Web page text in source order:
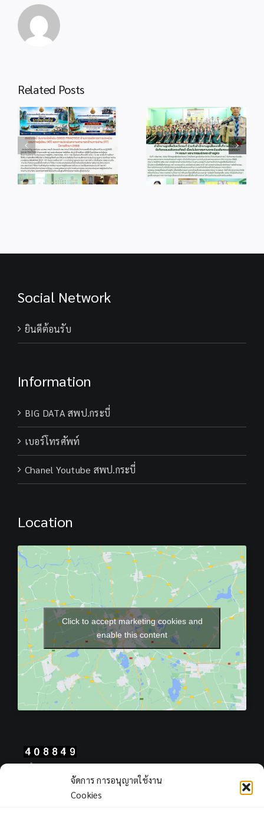
จัดการ การอนุญาตใช้งาน
Cookies
Related Posts
info 4-1 info 28-1
Social Network
ยินดีต้อนรับ
Information
BIG DATA สพป.กระบี่
เบอร์โทรศัพท์
Chanel Youtube สพป.กระบี่
Location
Click to accept marketing cookies and
enable this content
Views Today : 301
Views Yesterday : 2311